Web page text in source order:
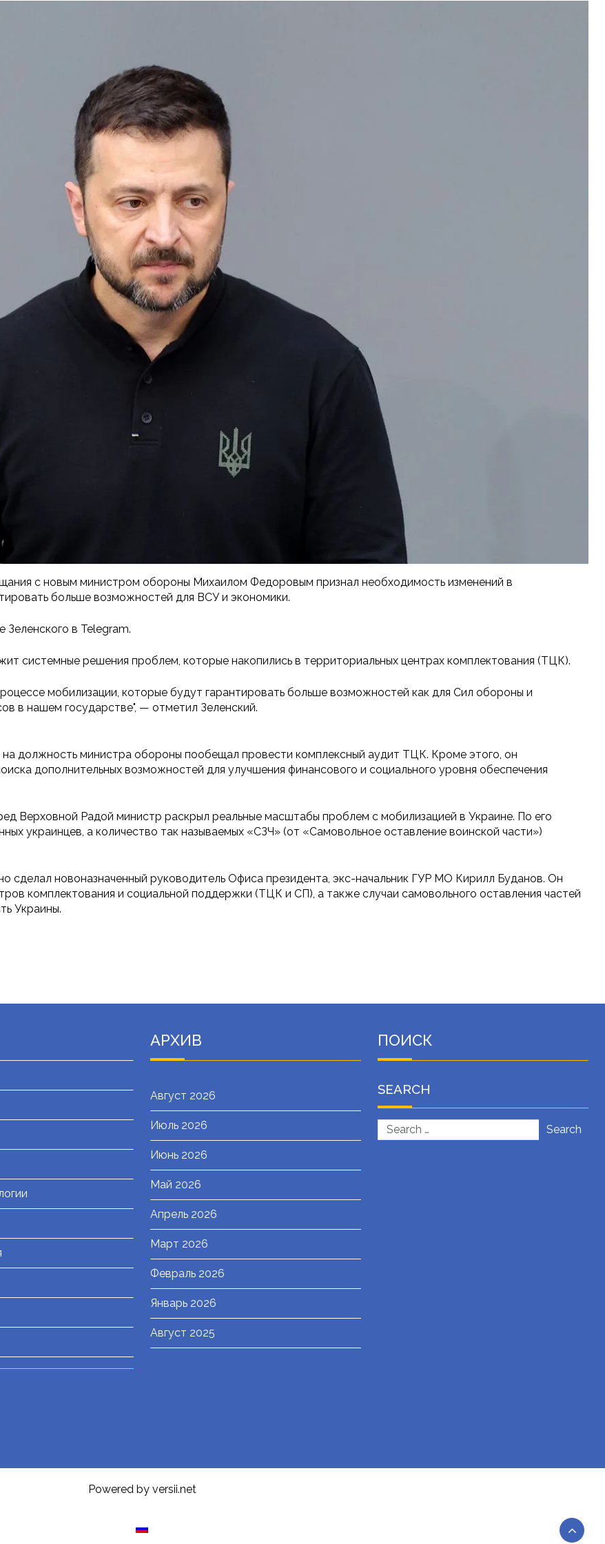
с новым министром обороны Михаилом Федоровым признал необходимость изменений в
больше возможностей для ВСУ и экономики.
в Telegram.
системные решения проблем, которые накопились в территориальных центрах комплектования (ТЦК).
мобилизации, которые будут гарантировать больше возможностей как для Сил обороны и
в нашем государстве", — отметил Зеленский.
должность министра обороны пообещал провести комплексный аудит ТЦК. Кроме этого, он
дополнительных возможностей для улучшения финансового и социального уровня обеспечения
Верховной Радой министр раскрыл реальные масштабы проблем с мобилизацией в Украине. По его
украинцев, а количество так называемых «СЗЧ» (от «Самовольное оставление воинской части»)
сделал новоназначенный руководитель Офиса президента, экс-начальник ГУР МО Кирилл Буданов. Он
комплектования и социальной поддержки (ТЦК и СП), а также случаи самовольного оставления частей
Украины.
АРХИВ
Август 2026
Июль 2026
Июнь 2026
Май 2026
Апрель 2026
Март 2026
Февраль 2026
Январь 2026
Август 2025
ПОИСК
SEARCH
Search
Powered by versii.net